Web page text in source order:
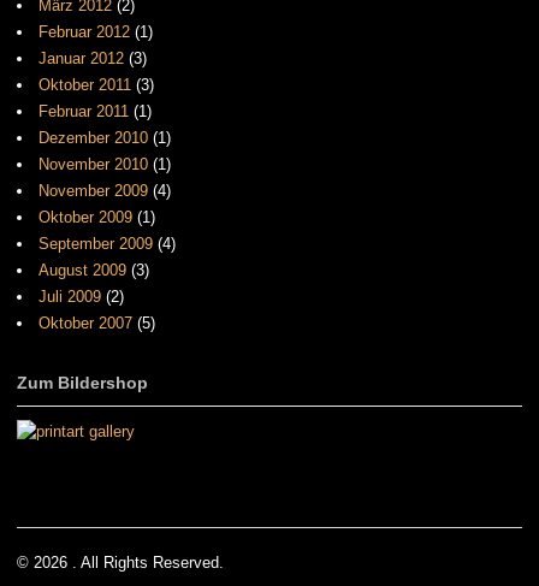
März 2012 (2)
Februar 2012 (1)
Januar 2012 (3)
Oktober 2011 (3)
Februar 2011 (1)
Dezember 2010 (1)
November 2010 (1)
November 2009 (4)
Oktober 2009 (1)
September 2009 (4)
August 2009 (3)
Juli 2009 (2)
Oktober 2007 (5)
Zum Bildershop
© 2026 . All Rights Reserved.